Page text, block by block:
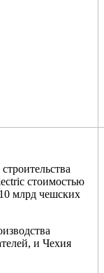
стоимостью
млрд чешских
и Чехия